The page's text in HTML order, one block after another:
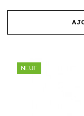
NEUF